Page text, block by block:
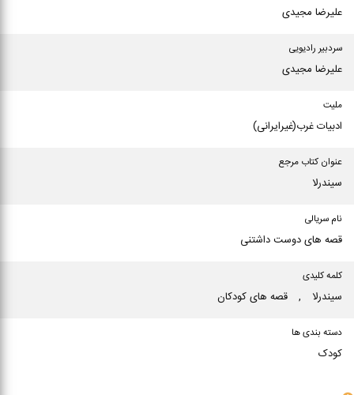
علیرضا مجیدی
سردبیر رادیویی
علیرضا مجیدی
ملیت
ادبیات غرب(غیرایرانی)
عنوان كتاب مرجع
سیندرلا
نام سریالی
قصه های دوست داشتنی
کلمه کلیدی
سیندرلا , قصه های كودكان
دسته بندی ها
کودک